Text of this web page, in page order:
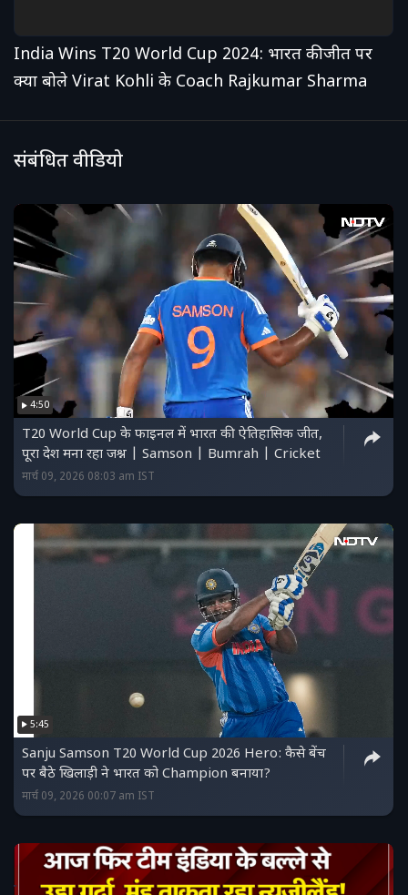
India Wins T20 World Cup 2024: भारत की जीत पर
क्या बोले Virat Kohli के Coach Rajkumar Sharma
संबंधित वीडियो
4:50
T20 World Cup के फाइनल में भारत की ऐतिहासिक जीत,
पूरा देश मना रहा जश्न | Samson | Bumrah | Cricket
मार्च 09, 2026 08:03 am IST
5:45
Sanju Samson T20 World Cup 2026 Hero: कैसे बेंच
पर बैठे खिलाड़ी ने भारत को Champion बनाया?
मार्च 09, 2026 00:07 am IST